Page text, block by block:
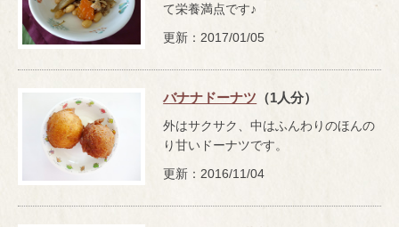
て栄養満点です♪
更新：2017/01/05
バナナドーナツ （1人分）
外はサクサク、中はふんわりのほんの
り甘いドーナツです。
更新：2016/11/04